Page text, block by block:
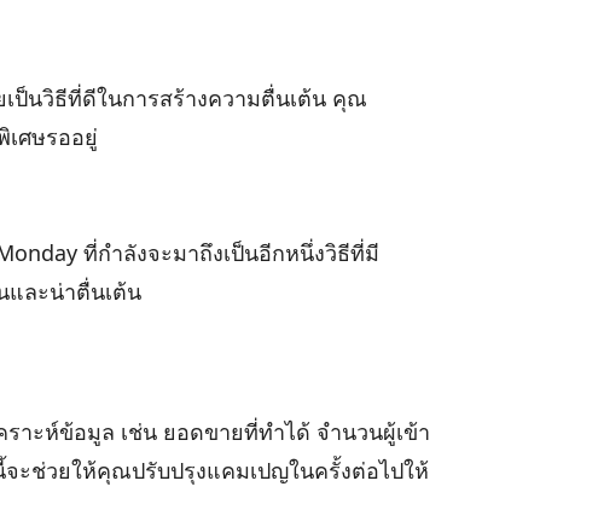
ป็นวิธีที่ดีในการสร้างความตื่นเต้น คุณ
ศษรออยู่
ที่กำลังจะมาถึงเป็นอีกหนึ่งวิธีที่มี
และน่าตื่นเต้น
าะห์ข้อมูล เช่น ยอดขายที่ทำได้ จำนวนผู้เข้า
จะช่วยให้คุณปรับปรุงแคมเปญในครั้งต่อไปให้